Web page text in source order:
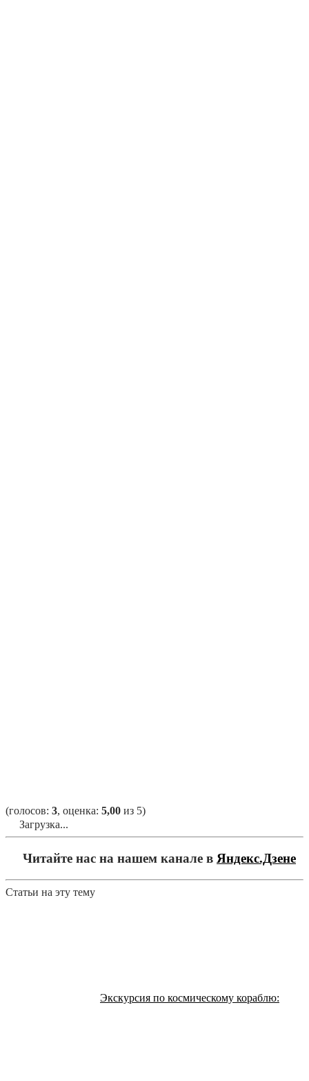
(голосов: 3, оценка: 5,00 из 5)
Загрузка...
Читайте нас на нашем канале в Яндекс.Дзене
Статьи на эту тему
Экскурсия по космическому кораблю: